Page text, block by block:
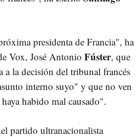
presidenta de Francia", ha
Vox, José Antonio Fúster, que
a la decisión del tribunal francés
interno suyo" y que no ven
habido mal causado".
partido ultranacionalista